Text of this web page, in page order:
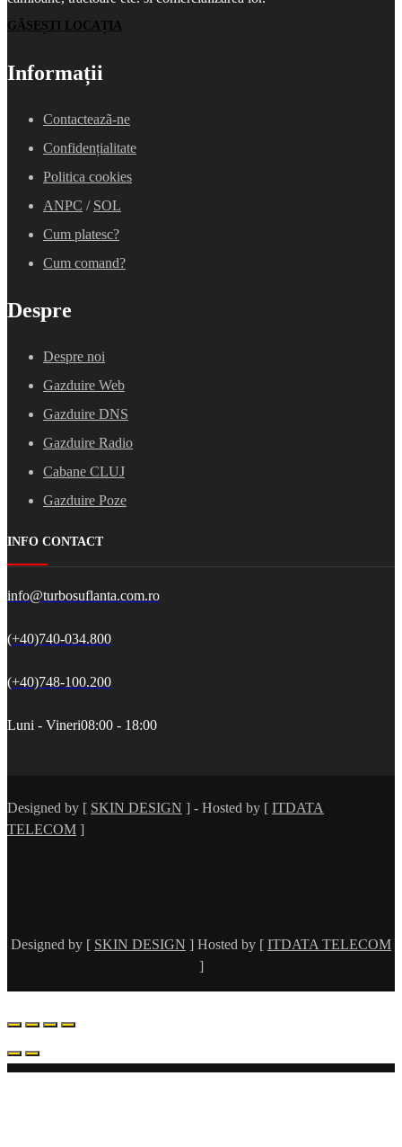
GĂSEȘTI LOCAȚIA
Informații
Contacteazã-ne
Confidențialitate
Politica cookies
ANPC / SOL
Cum platesc?
Cum comand?
Despre
Despre noi
Gazduire Web
Gazduire DNS
Gazduire Radio
Cabane CLUJ
Gazduire Poze
INFO CONTACT
info@turbosuflanta.com.ro
(+40)740-034.800
(+40)748-100.200
Luni - Vineri08:00 - 18:00
Designed by [ SKIN DESIGN ] - Hosted by [ ITDATA
TELECOM ]
Designed by [ SKIN DESIGN ] Hosted by [ ITDATA TELECOM
]